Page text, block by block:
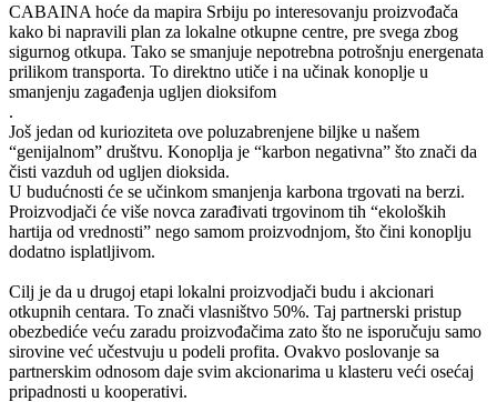
CABAINA hoće da mapira Srbiju po interesovanju proizvođača
kako bi napravili plan za lokalne otkupne centre, pre svega zbog
sigurnog otkupa. Tako se smanjuje nepotrebna potrošnju energenata
prilikom transporta. To direktno utiče i na učinak konoplje u
smanjenju zagađenja ugljen dioksifom
.
Još jedan od kurioziteta ove poluzabrenjene biljke u našem
“genijalnom” društvu. Konoplja je “karbon negativna” što znači da
čisti vazduh od ugljen dioksida.
U budućnosti će se učinkom smanjenja karbona trgovati na berzi.
Proizvodjači će više novca zarađivati trgovinom tih “ekoloških
hartija od vrednosti” nego samom proizvodnjom, što čini konoplju
dodatno isplatljivom.
Cilj je da u drugoj etapi lokalni proizvodjači budu i akcionari
otkupnih centara. To znači vlasništvo 50%. Taj partnerski pristup
obezbediće veću zaradu proizvođačima zato što ne isporučuju samo
sirovine već učestvuju u podeli profita. Ovakvo poslovanje sa
partnerskim odnosom daje svim akcionarima u klasteru veći osećaj
pripadnosti u kooperativi.